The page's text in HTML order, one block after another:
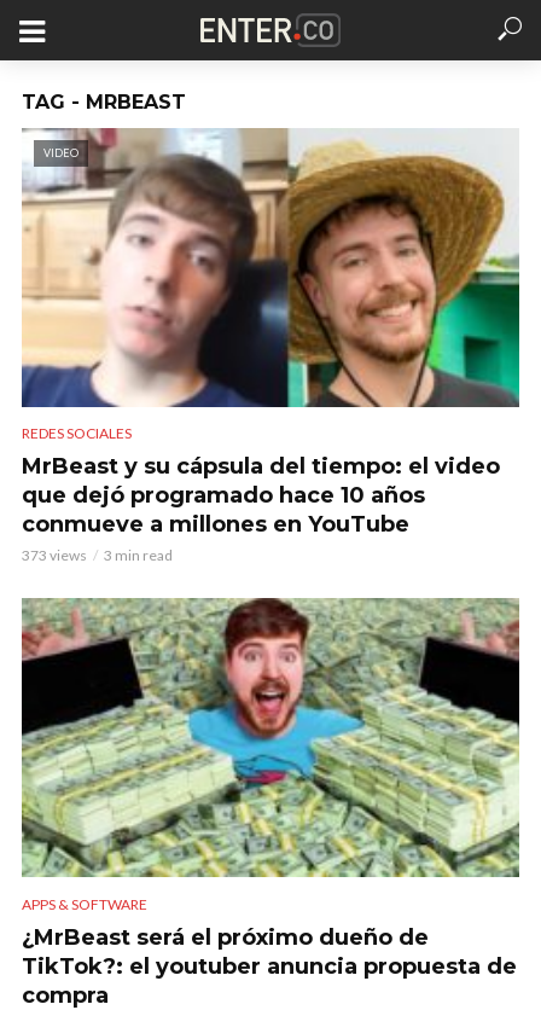
TAG - MRBEAST
VIDEO
REDES SOCIALES
MrBeast y su cápsula del tiempo: el video
que dejó programado hace 10 años
conmueve a millones en YouTube
373 views 3 min read
APPS & SOFTWARE
¿MrBeast será el próximo dueño de
TikTok?: el youtuber anuncia propuesta de
compra